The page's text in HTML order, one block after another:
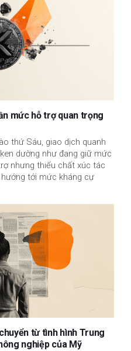
mức hỗ trợ quan trọng
thứ Sáu, giao dịch quanh
dường như đang giữ mức
nhưng thiếu chất xúc tác
tới mức kháng cự
từ tình hình Trung
nghiệp của Mỹ